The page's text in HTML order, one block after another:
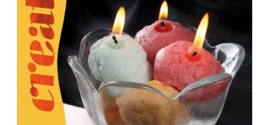
Inteligenta emotionala
Limbi străine
Muzicale
Poezii
Povești
Reviste
Știință si natură